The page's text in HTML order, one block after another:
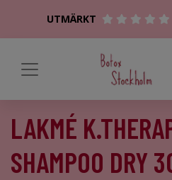
UTMÄRKT
LAKMÉ
SHAMPOO DRY